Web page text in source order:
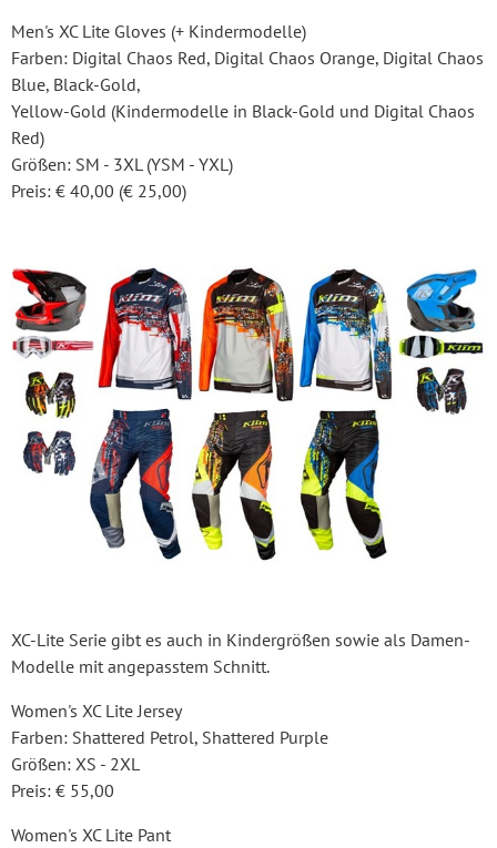
Men's XC Lite Gloves (+ Kindermodelle)
Farben: Digital Chaos Red, Digital Chaos Orange, Digital Chaos
Blue, Black-Gold,
Yellow-Gold (Kindermodelle in Black-Gold und Digital Chaos
Red)
Größen: SM - 3XL (YSM - YXL)
Preis: € 40,00 (€ 25,00)
XC-Lite Serie gibt es auch in Kindergrößen sowie als Damen-
Modelle mit angepasstem Schnitt.
Women's XC Lite Jersey
Farben: Shattered Petrol, Shattered Purple
Größen: XS - 2XL
Preis: € 55,00
Women's XC Lite Pant